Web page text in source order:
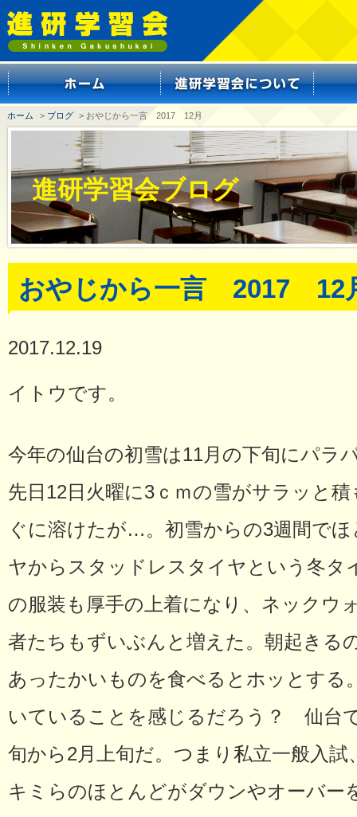
ホーム > ブログ > おやじから一言 2017 12月
進研学習会ブログ
おやじから一言 2017 12
2017.12.19
イトウです。
今年の仙台の初雪は11月の下旬にパラ
先日12日火曜に3ｃｍの雪がサラッと
ぐに溶けたが…。初雪からの3週間で
ヤからスタッドレスタイヤという冬タ
の服装も厚手の上着になり、ネックウ
者たちもずいぶんと増えた。朝起きる
あったかいものを食べるとホッとする
いていることを感じるだろう？ 仙台
旬から2月上旬だ。つまり私立一般入
キミらのほとんどがダウンやオーバー